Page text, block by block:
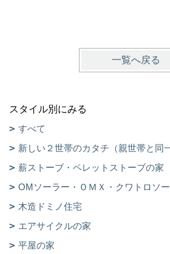
一覧へ戻る
スタイル別にみる
すべて
新しい２世帯のカタチ（親世帯と同
薪ストーブ・ペレットストーブの家
OMソーラー・ＯＭＸ・クワトロソ
木造ドミノ住宅
エアサイクルの家
平屋の家